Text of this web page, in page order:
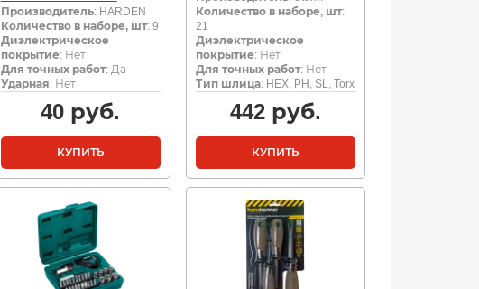
Производитель: HARDEN
Количество в наборе, шт: 9
Диэлектрическое
покрытие: Нет
Для точных работ: Да
Ударная: Нет
40 руб.
КУПИТЬ
Количество в наборе, шт:
21
Диэлектрическое
покрытие: Нет
Для точных работ: Нет
Тип шлица: HEX, PH, SL, Torx
442 руб.
КУПИТЬ